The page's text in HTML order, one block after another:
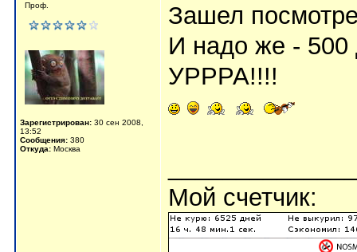
Проф.
Зарегистрирован: 30 сен 2008,
13:52
Сообщения: 380
Откуда: Москва
Зашел
И надо же - 500
УРРРА!!!!
Мой счетчик: